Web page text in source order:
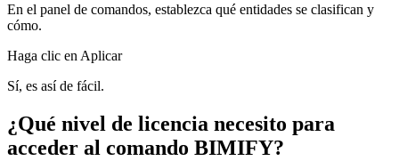
En el panel de comandos, establezca qué entidades se clasifican y
cómo.
Haga clic en Aplicar
Sí, es así de fácil.
¿Qué nivel de licencia necesito para
acceder al comando BIMIFY?